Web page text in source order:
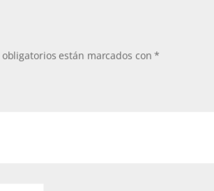
obligatorios están marcados con*